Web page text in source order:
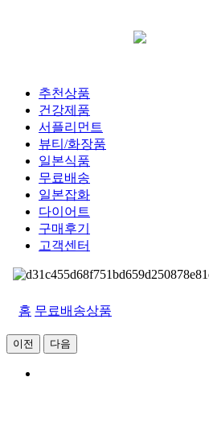
추천상품
건강제품
서플리먼트
뷰티/화장품
일본식품
무료배송
일본잡화
다이어트
구매후기
고객센터
홈 무료배송상품
이전 다음